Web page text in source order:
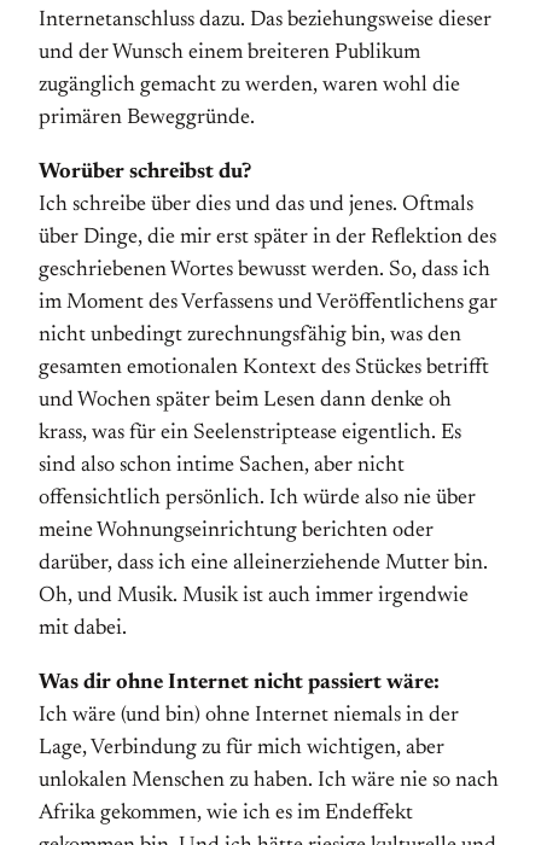
Internetanschluss dazu. Das beziehungsweise dieser
und der Wunsch einem breiteren Publikum
zugänglich gemacht zu werden, waren wohl die
primären Beweggründe.
Worüber schreibst du?
Ich schreibe über dies und das und jenes. Oftmals
über Dinge, die mir erst später in der Reflektion des
geschriebenen Wortes bewusst werden. So, dass ich
im Moment des Verfassens und Veröffentlichens gar
nicht unbedingt zurechnungsfähig bin, was den
gesamten emotionalen Kontext des Stückes betrifft
und Wochen später beim Lesen dann denke oh
krass, was für ein Seelenstriptease eigentlich. Es
sind also schon intime Sachen, aber nicht
offensichtlich persönlich. Ich würde also nie über
meine Wohnungseinrichtung berichten oder
darüber, dass ich eine alleinerziehende Mutter bin.
Oh, und Musik. Musik ist auch immer irgendwie
mit dabei.
Was dir ohne Internet nicht passiert wäre:
Ich wäre (und bin) ohne Internet niemals in der
Lage, Verbindung zu für mich wichtigen, aber
unlokalen Menschen zu haben. Ich wäre nie so nach
Afrika gekommen, wie ich es im Endeffekt